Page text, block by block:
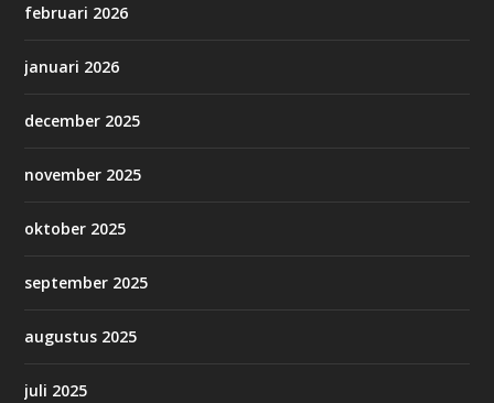
februari 2026
januari 2026
december 2025
november 2025
oktober 2025
september 2025
augustus 2025
juli 2025